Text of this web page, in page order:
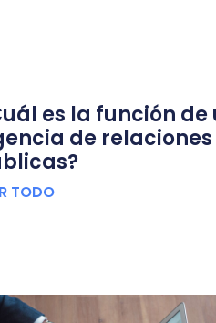
es la función de
de relaciones
TODO